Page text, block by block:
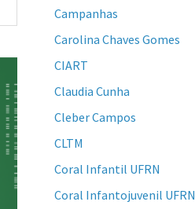
Campanhas
Carolina Chaves Gomes
CIART
Claudia Cunha
Cleber Campos
CLTM
Coral Infantil UFRN
Coral Infantojuvenil UFRN